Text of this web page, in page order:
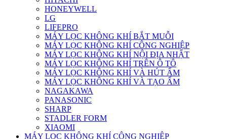
HONEYWELL
LG
LIFEPRO
MÁY LỌC KHÔNG KHÍ BẮT MUỖI
MÁY LỌC KHÔNG KHÍ CÔNG NGHIỆP
MÁY LỌC KHÔNG KHÍ NỘI ĐỊA NHẬT
MÁY LỌC KHÔNG KHÍ TRÊN Ô TÔ
MÁY LỌC KHÔNG KHÍ VÀ HÚT ẨM
MÁY LỌC KHÔNG KHÍ VÀ TẠO ẨM
NAGAKAWA
PANASONIC
SHARP
STADLER FORM
XIAOMI
MÁY LỌC KHÔNG KHÍ CÔNG NGHIỆP